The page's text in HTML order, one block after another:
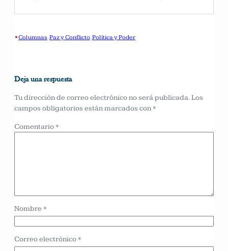
•Columnas, Paz y Conflicto, Política y Poder
Deja una respuesta
Tu dirección de correo electrónico no será publicada.Los
campos obligatorios están marcados con *
Comentario *
Nombre *
Correo electrónico *